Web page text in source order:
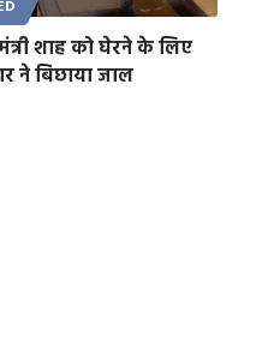
शाह को घेरने के लिए
ने बिछाया जाल